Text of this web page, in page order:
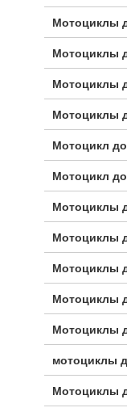
Мотоциклы
Мотоциклы
Мотоциклы
Мотоциклы
Мотоцикл
Мотоцикл
Мотоциклы
Мотоциклы
Мотоциклы
Мотоциклы
Мотоциклы
мотоциклы
Мотоциклы